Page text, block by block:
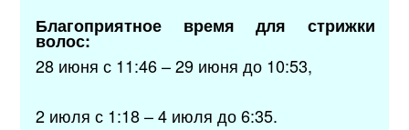
Благоприятное время для стрижки
волос:
28 июня с 11:46 – 29 июня до 10:53,
2 июля с 1:18 – 4 июля до 6:35.